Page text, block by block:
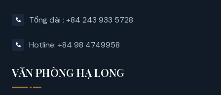
Tổng đài : +84 243 933 5728
Hotline: +84 98 4749958
VĂN PHÒNG HẠ LONG